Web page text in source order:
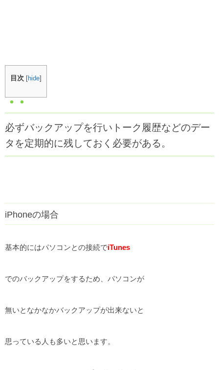
目次 [hide]
必ずバックアップを行いトーク履歴などのデー
タを定期的に残しておく必要がある。
iPhoneの場合
基本的にはパソコンとの接続でiTunes
でのバックアップをするため、パソコンが
無いとなかなかバックアップが出来ないと
思っている人も多いと思います。